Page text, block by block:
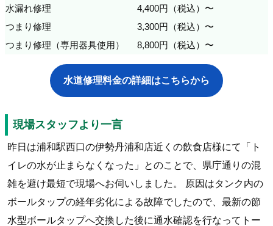
水漏れ修理
4,400円（税込）〜
つまり修理
3,300円（税込）〜
つまり修理（専用器具使用）
8,800円（税込）〜
水道修理料金の詳細はこちらから
現場スタッフより一言
昨日は浦和駅西口の伊勢丹浦和店近くの飲食店様にて「ト
イレの水が止まらなくなった」とのことで、県庁通りの混
雑を避け最短で現場へお伺いしました。 原因はタンク内の
ボールタップの経年劣化による故障でしたので、最新の節
水型ボールタップへ交換した後に通水確認を行なってトー